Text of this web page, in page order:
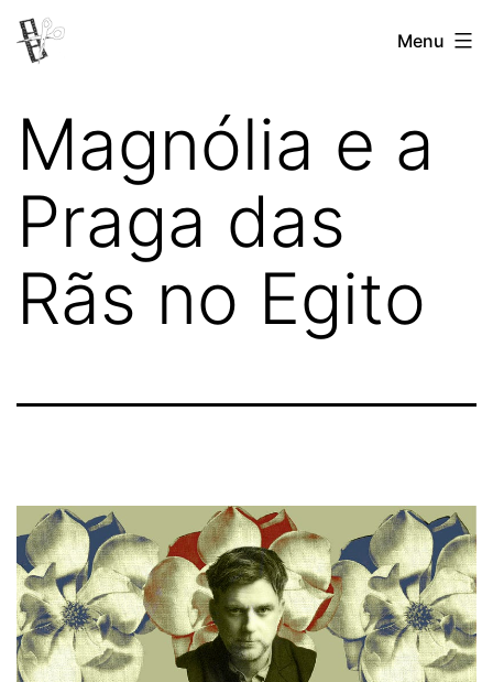
Pular
para
conteúdo
Revista
Menu
Magnólia e a
Praga das
Rãs no Egito